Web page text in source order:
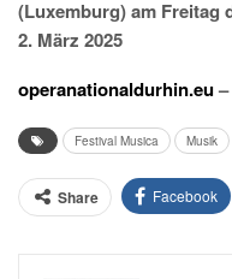
(Luxemburg) am Freitag
2. März 2025
operanationaldurhin.eu–
Festival Musica Musik
Share Facebook